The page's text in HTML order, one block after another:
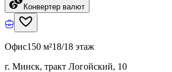
Конвертер валют
Офис150 м²18/18 этаж
г. Минск, тракт Логойский, 10